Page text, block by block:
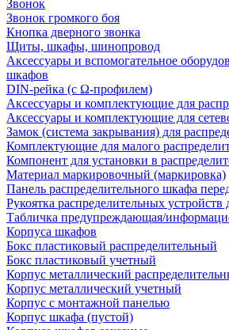
Звонок
Звонок громкого боя
Кнопка дверного звонка
Щиты, шкафы, шинопровод
Аксессуары и вспомогательное
шкафов
DIN-рейка (с Ω-профилем)
Аксессуары и комплектующие для
Аксессуары и комплектующие для
Замок (система закрывания) для
Комплектующие для малого
Компонент для установки в
Материал маркировочный (маркировка)
Панель распределительного шкафа
Рукоятка распределительных
Табличка предупреждающая/
Корпуса шкафов
Бокс пластиковый распределительный
Бокс пластиковый учетный
Корпус металлический
Корпус металлический учетный
Корпус с монтажной панелью
Корпус шкафа (пустой)